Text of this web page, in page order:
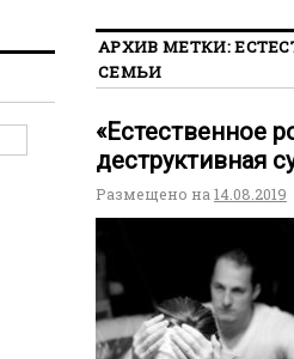
АРХИВ МЕТКИ:
СЕМЬИ
«Естественное
деструктивная
Размещено на 14.08.2019